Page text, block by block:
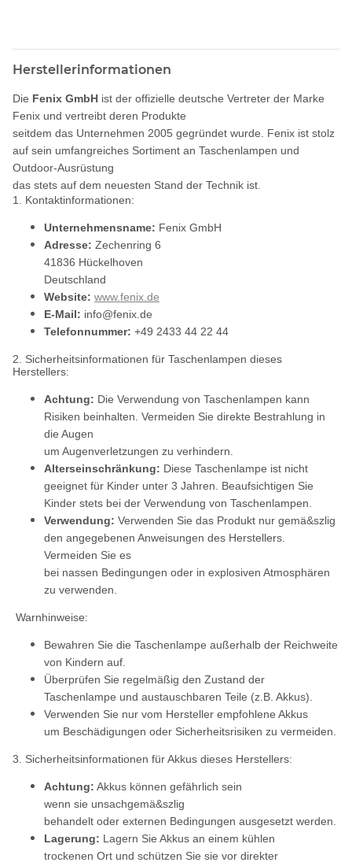
Herstellerinformationen
Die Fenix GmbH ist der offizielle deutsche Vertreter der Marke
Fenix und vertreibt deren Produkte
seitdem das Unternehmen 2005 gegründet wurde. Fenix ist stolz
auf sein umfangreiches Sortiment an Taschenlampen und
Outdoor-Ausrüstung
das stets auf dem neuesten Stand der Technik ist.
1. Kontaktinformationen:
Unternehmensname: Fenix GmbH
Adresse: Zechenring 6
41836 Hückelhoven
Deutschland
Website: www.fenix.de
E-Mail: info@fenix.de
Telefonnummer: +49 2433 44 22 44
2. Sicherheitsinformationen für Taschenlampen dieses
Herstellers:
Achtung: Die Verwendung von Taschenlampen kann
Risiken beinhalten. Vermeiden Sie direkte Bestrahlung in
die Augen
um Augenverletzungen zu verhindern.
Alterseinschränkung: Diese Taschenlampe ist nicht
geeignet für Kinder unter 3 Jahren. Beaufsichtigen Sie
Kinder stets bei der Verwendung von Taschenlampen.
Verwendung: Verwenden Sie das Produkt nur gemä&szlig
den angegebenen Anweisungen des Herstellers.
Vermeiden Sie es
bei nassen Bedingungen oder in explosiven Atmosphären
zu verwenden.
Warnhinweise:
Bewahren Sie die Taschenlampe außerhalb der Reichweite
von Kindern auf.
Überprüfen Sie regelmäßig den Zustand der
Taschenlampe und austauschbaren Teile (z.B. Akkus).
Verwenden Sie nur vom Hersteller empfohlene Akkus
um Beschädigungen oder Sicherheitsrisiken zu vermeiden.
3. Sicherheitsinformationen für Akkus dieses Herstellers:
Achtung: Akkus können gefährlich sein
wenn sie unsachgemä&szlig
behandelt oder externen Bedingungen ausgesetzt werden.
Lagerung: Lagern Sie Akkus an einem kühlen
trockenen Ort und schützen Sie sie vor direkter